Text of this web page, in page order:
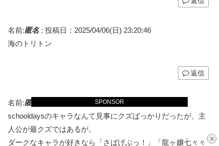
×
SPONSOR
名前:匿名: 投稿日：2025/04/06(日) 23:20:46
海のトリトン
返信
名前:匿名
投稿日：2025/04/06(日) 23:54:02
schooldaysのキャラなんて見事にクズばっかりだったが、主
人公が最クズではあるが。
ダークなキャラが好きなら「さばげぶっ！」「龍ヶ嬢七々々